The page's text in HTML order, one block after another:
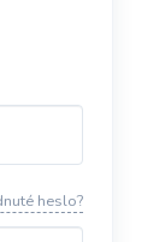
heslo?